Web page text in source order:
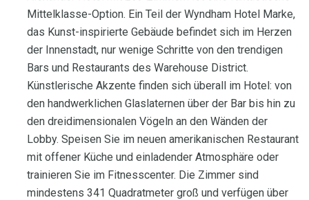
Mittelklasse-Option. Ein Teil der Wyndham Hotel Marke,
das Kunst-inspirierte Gebäude befindet sich im Herzen
der Innenstadt, nur wenige Schritte von den trendigen
Bars und Restaurants des Warehouse District.
Künstlerische Akzente finden sich überall im Hotel: von
den handwerklichen Glaslaternen über der Bar bis hin zu
den dreidimensionalen Vögeln an den Wänden der
Lobby. Speisen Sie im neuen amerikanischen Restaurant
mit offener Küche und einladender Atmosphäre oder
trainieren Sie im Fitnesscenter. Die Zimmer sind
mindestens 341 Quadratmeter groß und verfügen über